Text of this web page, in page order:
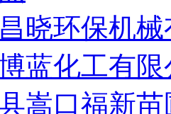
晓环保机
蓝化工有
嵩口福新苗